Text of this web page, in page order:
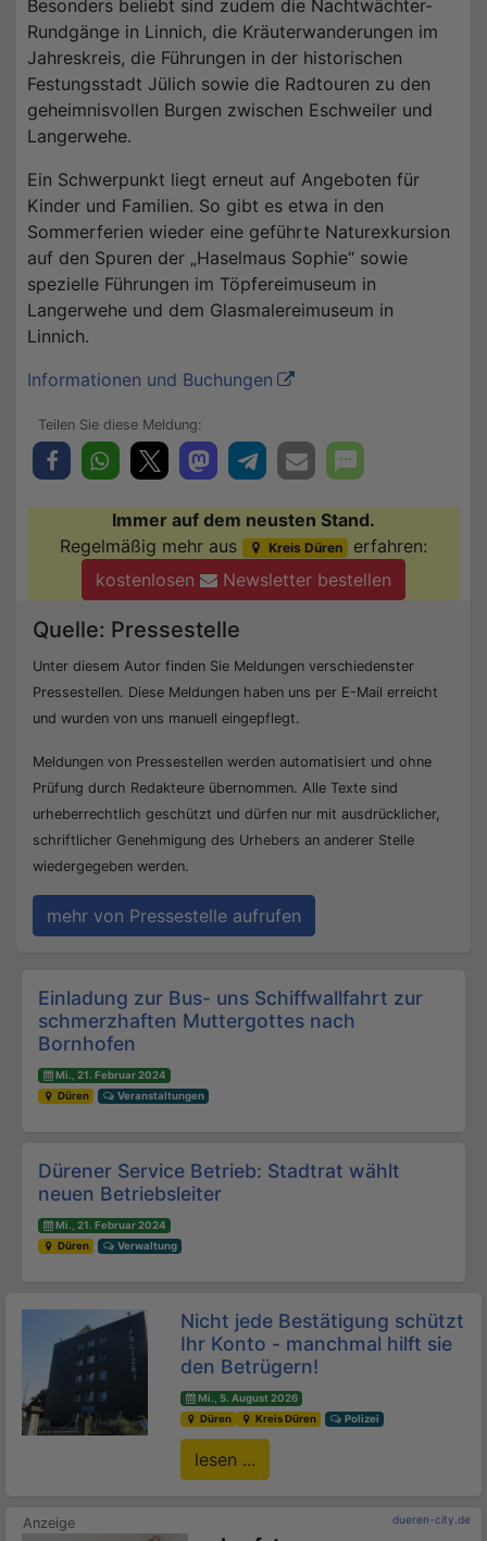
Besonders beliebt sind zudem die Nachtwächter-
Rundgänge in Linnich, die Kräuterwanderungen im
Jahreskreis, die Führungen in der historischen
Festungsstadt Jülich sowie die Radtouren zu den
geheimnisvollen Burgen zwischen Eschweiler und
Langerwehe.
Ein Schwerpunkt liegt erneut auf Angeboten für
Kinder und Familien. So gibt es etwa in den
Sommerferien wieder eine geführte Naturexkursion
auf den Spuren der „Haselmaus Sophie“ sowie
spezielle Führungen im Töpfereimuseum in
Langerwehe und dem Glasmalereimuseum in
Linnich.
Informationen und Buchungen
Immer auf dem neusten Stand.
Regelmäßig mehr aus
Kreis Düren erfahren:
kostenlosen
Newsletter bestellen
Quelle: Pressestelle
Unter diesem Autor finden Sie Meldungen verschiedenster
Pressestellen. Diese Meldungen haben uns per E-Mail erreicht
und wurden von uns manuell eingepflegt.
Meldungen von Pressestellen werden automatisiert und ohne
Prüfung durch Redakteure übernommen. Alle Texte sind
urheberrechtlich geschützt und dürfen nur mit ausdrücklicher,
schriftlicher Genehmigung des Urhebers an anderer Stelle
wiedergegeben werden.
mehr von Pressestelle aufrufen
Beitrags-Navigation
Einladung zur Bus- uns Schiffwallfahrt zur
schmerzhaften Muttergottes nach
Bornhofen
Mi., 21. Februar 2024
Düren
Veranstaltungen
Dürener Service Betrieb: Stadtrat wählt
neuen Betriebsleiter
Mi., 21. Februar 2024
Düren
Verwaltung
Nicht jede Bestätigung schützt
Ihr Konto - manchmal hilft sie
den Betrügern!
Mi., 5. August 2026
Düren
Kreis Düren Polizei
lesen ...
dueren-city.de